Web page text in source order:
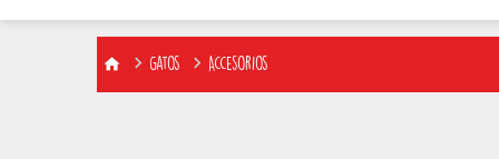
Gatos Accesorios